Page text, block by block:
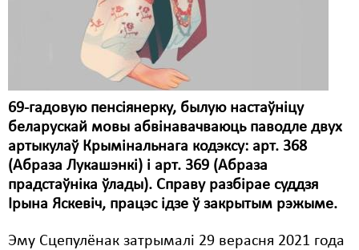
69-гадовую пенсіянерку, былую настаўніцу
беларускай мовы абвінавачваюць паводле двух
артыкулаў Крымінальнага кодэксу: арт. 368
(Абраза Лукашэнкі) і арт. 369 (Абраза
прадстаўніка ўлады). Справу разбірае суддзя
Ірына Яскевіч, працэс ідзе ў закрытым рэжыме.
Эму Сцепулёнак затрымалі 29 верасня 2021 года
Культурныя правы
Мірныя сходы
Палітвязьні
Праваабаронцы
Правы дзіцяці